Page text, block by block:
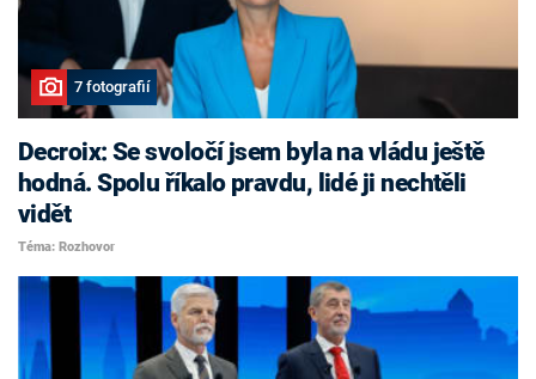
7 fotografií
Decroix: Se svoločí jsem byla na vládu ještě
hodná. Spolu říkalo pravdu, lidé ji nechtěli
vidět
Téma: Rozhovor